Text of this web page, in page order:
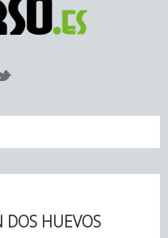
DOS HUEVOS